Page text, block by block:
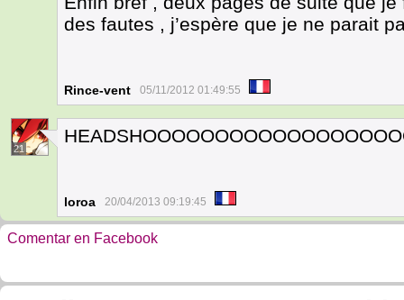
des fautes , j’espère que je ne parait
Rince-vent 05/11/2012 01:49:55
21
loroa 20/04/2013 09:19:45
Comentar en Facebook